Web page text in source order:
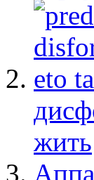
жить